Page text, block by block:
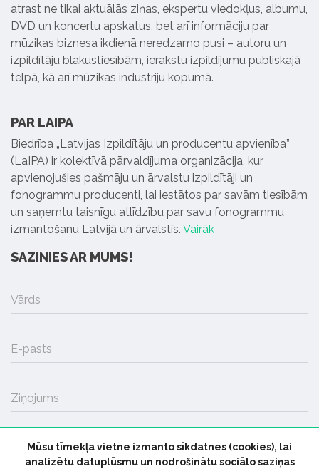
atrast ne tikai aktuālās ziņas, ekspertu viedokļus, albumu,
DVD un koncertu apskatus, bet arī informāciju par
mūzikas biznesa ikdienā neredzamo pusi – autoru un
izpildītāju blakustiesībām, ierakstu izpildījumu publiskajā
telpā, kā arī mūzikas industriju kopumā.
PAR LAIPA
Biedrība „Latvijas Izpildītāju un producentu apvienība”
(LaIPA) ir kolektīvā pārvaldījuma organizācija, kur
apvienojušies pašmāju un ārvalstu izpildītāji un
fonogrammu producenti, lai iestātos par savām tiesībām
un saņemtu taisnīgu atlīdzību par savu fonogrammu
izmantošanu Latvijā un ārvalstīs. Vairāk
SAZINIES AR MUMS!
Vārds
E-pasts
Ziņojums
SŪTĪT
Mūsu tīmekļa vietne izmanto sīkdatnes (cookies), lai
analizētu datuplūsmu un nodrošinātu sociālo saziņas